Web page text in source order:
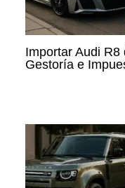
Importar Audi R8
Gestoría e